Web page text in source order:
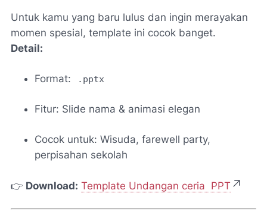
Untuk kamu yang baru lulus dan ingin merayakan
momen spesial, template ini cocok banget.
Detail:
Format: .pptx
Fitur: Slide nama & animasi elegan
Cocok untuk: Wisuda, farewell party,
perpisahan sekolah
👉 Download: Template Undangan ceria PPT